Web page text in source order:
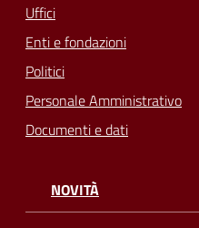
Uffici
Enti e fondazioni
Politici
Personale Amministrativo
Documenti e dati
NOVITÀ